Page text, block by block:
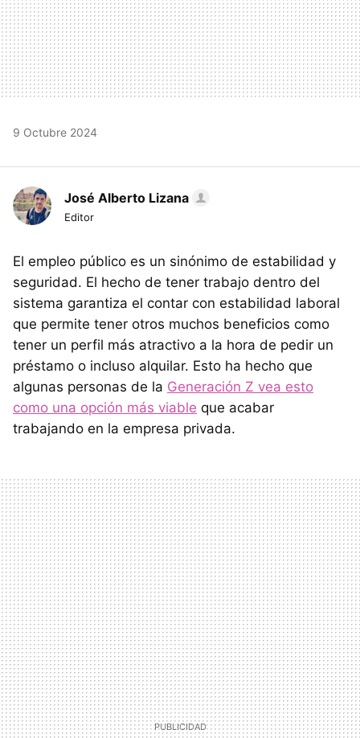
9 Octubre 2024
José Alberto Lizana
Editor
El empleo público es un sinónimo de estabilidad y
seguridad. El hecho de tener trabajo dentro del
sistema garantiza el contar con estabilidad laboral
que permite tener otros muchos beneficios como
tener un perfil más atractivo a la hora de pedir un
préstamo o incluso alquilar. Esto ha hecho que
algunas personas de la Generación Z vea esto
como una opción más viable que acabar
trabajando en la empresa privada.